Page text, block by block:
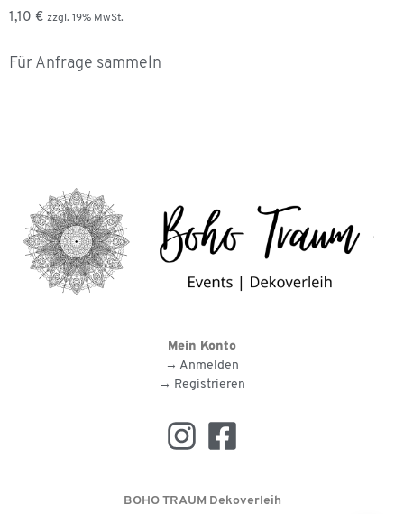
1,10 € zzgl. 19% MwSt.
Für Anfrage sammeln
Mein Konto
→ Anmelden
→ Registrieren
BOHO TRAUM Dekoverleih